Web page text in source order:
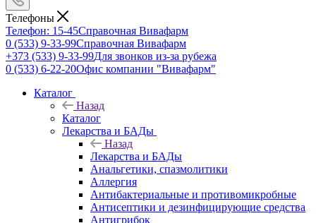
Телефоны
Телефон: 15-45Справочная Вивафарм
0 (533) 9-33-99Справочная Вивафарм
+373 (533) 9-33-99Для звонков из-за рубежа
0 (533) 6-22-20Офис компании "Вивафарм"
Каталог
Назад
Каталог
Лекарства и БАДы
Назад
Лекарства и БАДы
Анальгетики, спазмолитики
Аллергия
Антибактериальные и противомикробные
Антисептики и дезинфицирующие средства
Антигрибок